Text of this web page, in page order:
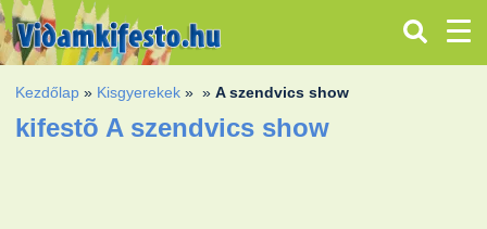
Kezdőlap » Kisgyerekek » »A szendvics show
kifestõ A szendvics show